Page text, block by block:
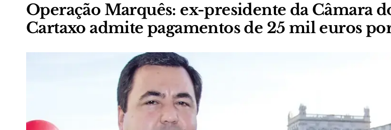
Operação Marquês: ex-presidente da Câmara
Cartaxo admite pagamentos de 25 mil euros